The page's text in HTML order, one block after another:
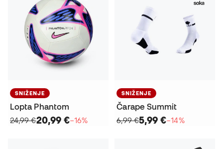
SNIŽENJE
Lopta Phantom
24,99 €20,99 €−16%
SNIŽENJE
Čarape Summit
6,99 €5,99 €−14%